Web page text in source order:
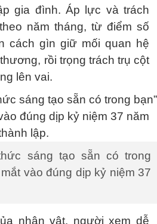
gia đình. Áp lực và trách
năm tháng, từ điểm số
cách gìn giữ mối quan hệ
rồi trọng trách trụ cột
lên vai.
sáng tạo sẵn có trong
vào đúng dịp kỷ niệm 37
nhân vật, người xem dễ